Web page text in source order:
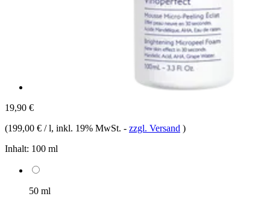
19,90 €
(199,00 € / l, inkl. 19% MwSt. - zzgl. Versand )
Inhalt: 100 ml
50 ml